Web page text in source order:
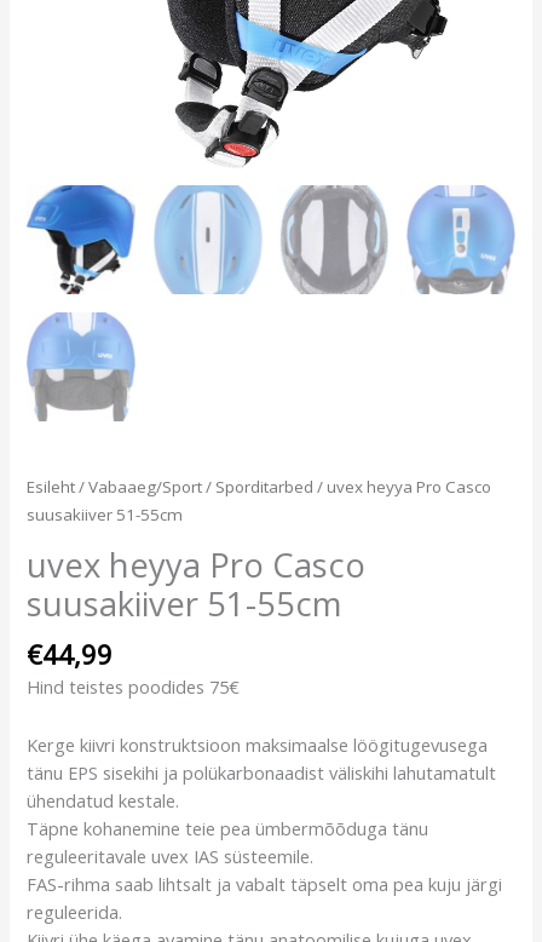
Esileht/Vabaaeg/Sport/ Sporditarbed / uvex heyya Pro Casco
suusakiiver 51-55cm
uvex heyya Pro Casco
suusakiiver 51-55cm
€44,99
Hind teistes poodides 75€
Kerge kiivri konstruktsioon maksimaalse löögitugevusega
tänu EPS sisekihi ja polükarbonaadist väliskihi lahutamatult
ühendatud kestale.
Täpne kohanemine teie pea ümbermõõduga tänu
reguleeritavale uvex IAS süsteemile.
FAS-rihma saab lihtsalt ja vabalt täpselt oma pea kuju järgi
reguleerida.